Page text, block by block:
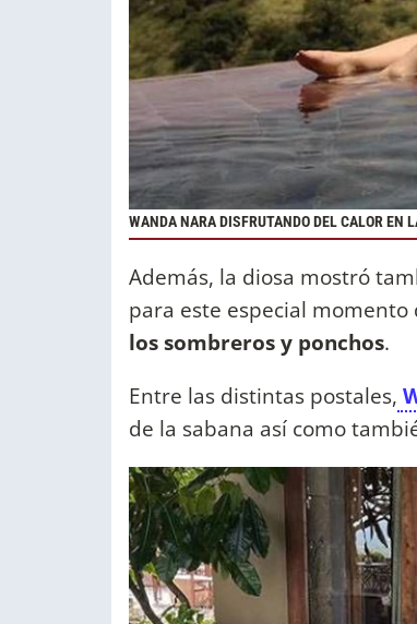
WANDA NARA DISFRUTANDO DEL CALOR EN
Además, la diosa mostró
para este especial
los sombreros y ponchos.
Entre las distintas postales,
de la sabana así como